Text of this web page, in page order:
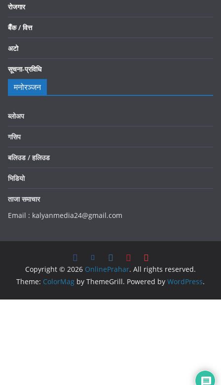
रोजगार
बैँक / वित्त
अटो
सूचना-प्रविधि
मनोरञ्जन
ब्लोअप
गसिप
बलिउड / हलिउड
भिडियो
ताजा समाचार
Email : kalyanmedia24@gmail.com
Copyright © 2026 OnlinePrahar. All rights reserved.
Theme: ColorMag by ThemeGrill. Powered by WordPress.